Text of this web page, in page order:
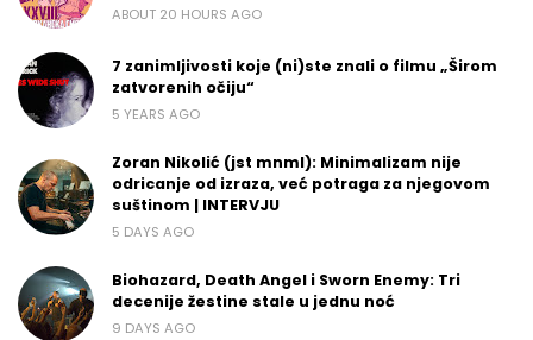
ABOUT 20 HOURS AGO
7 zanimljivosti koje (ni)ste znali o filmu „Širom
zatvorenih očiju“
5 YEARS AGO
Zoran Nikolić (jst mnml): Minimalizam nije
odricanje od izraza, već potraga za njegovom
suštinom | INTERVJU
5 DAYS AGO
Biohazard, Death Angel i Sworn Enemy: Tri
decenije žestine stale u jednu noć
9 DAYS AGO